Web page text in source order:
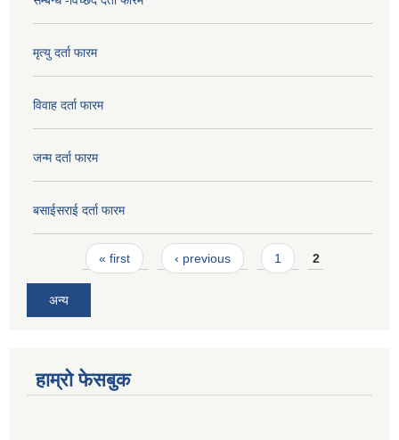
मृत्यु दर्ता फारम
विवाह दर्ता फारम
जन्म दर्ता फारम
बसाईसराई दर्ता फारम
Pages« first ‹ previous 1 2
अन्य
हाम्रो फेसबुक